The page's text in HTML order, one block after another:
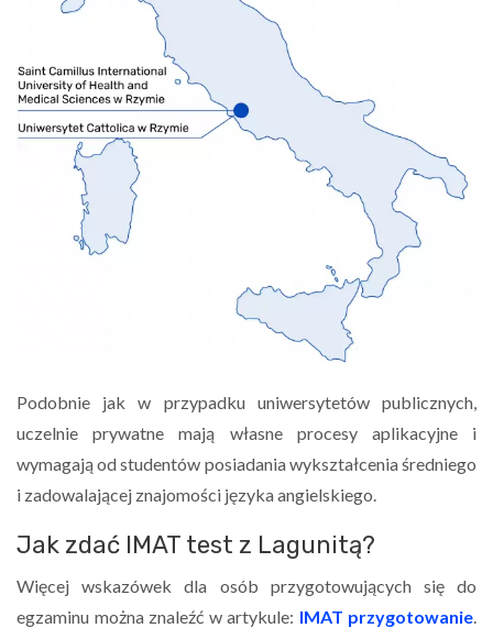
Podobnie jak w przypadku uniwersytetów publicznych,
uczelnie prywatne mają własne procesy aplikacyjne i
wymagają od studentów posiadania wykształcenia średniego
i zadowalającej znajomości języka angielskiego.
Jak zdać IMAT test z Lagunitą?
Więcej wskazówek dla osób przygotowujących się do
egzaminu można znaleźć w artykule: IMAT przygotowanie